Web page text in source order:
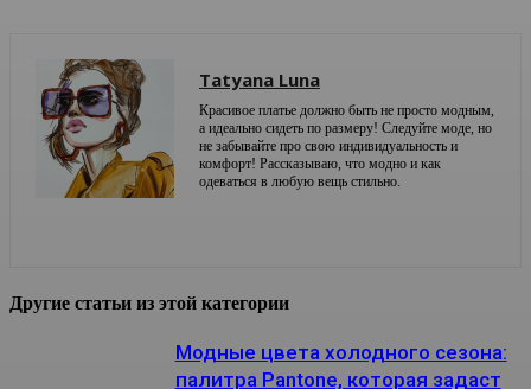
Tatyana Luna
Красивое платье должно быть не просто модным,
а идеально сидеть по размеру! Следуйте моде, но
не забывайте про свою индивидуальность и
комфорт! Рассказываю, что модно и как
одеваться в любую вещь стильно.
Другие статьи из этой категории
Модные цвета холодного сезона:
палитра Pantone, которая задаст